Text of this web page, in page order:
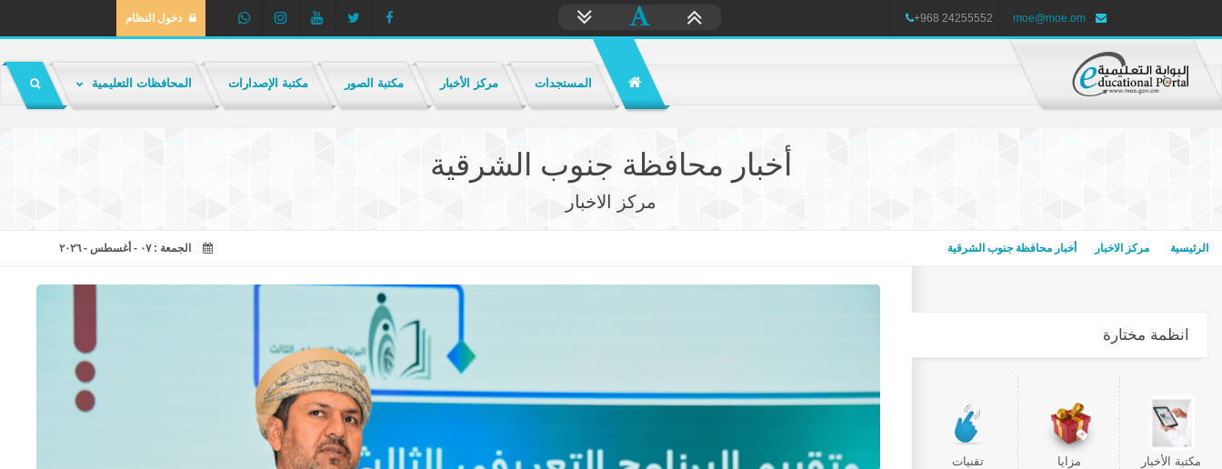
moe@moe.om
+968 24255552 دخول النظام
المستجدات مركز الأخبار مكتبة الصور مكتبة الإصدارات المحافظات التعليمية
أخبار محافظة جنوب الشرقية
مركز الاخبار
الرئيسية مركز الاخبار أخبار محافظة جنوب الشرقية الجمعة : ٠٧ - أغسطس - ٢٠٢٦
انظمة مختارة
مكتبة الأخبار
مزايا
تقنيات